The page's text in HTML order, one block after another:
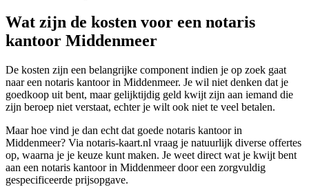
Wat zijn de kosten voor een notaris
kantoor Middenmeer
De kosten zijn een belangrijke component indien je op zoek gaat
naar een notaris kantoor in Middenmeer. Je wil niet denken dat je
goedkoop uit bent, maar gelijktijdig geld kwijt zijn aan iemand die
zijn beroep niet verstaat, echter je wilt ook niet te veel betalen.
Maar hoe vind je dan echt dat goede notaris kantoor in
Middenmeer? Via notaris-kaart.nl vraag je natuurlijk diverse offertes
op, waarna je je keuze kunt maken. Je weet direct wat je kwijt bent
aan een notaris kantoor in Middenmeer door een zorgvuldig
gespecificeerde prijsopgave.